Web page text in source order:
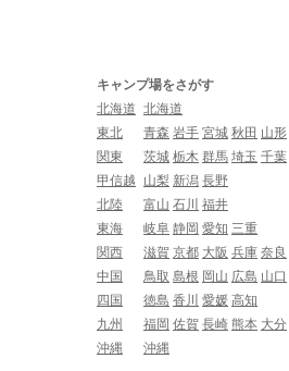
キャンプ場をさがす
北海道 北海道
東北
青森 岩手 宮城 秋田 山形
関東
茨城 栃木 群馬 埼玉 千葉
甲信越
山梨 新潟 長野
北陸
富山 石川 福井
東海
岐阜 静岡 愛知 三重
関西
滋賀 京都 大阪 兵庫 奈良
中国
鳥取 島根 岡山 広島 山口
四国
徳島 香川 愛媛 高知
九州
福岡 佐賀 長崎 熊本 大分
沖縄
沖縄